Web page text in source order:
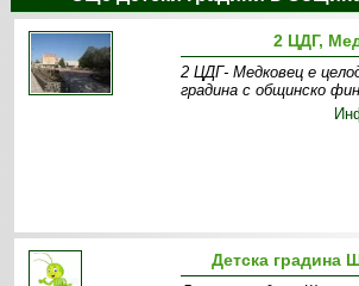
2 ЦДГ,
2 ЦДГ- Медковец е
градина с общинско
Детска градина